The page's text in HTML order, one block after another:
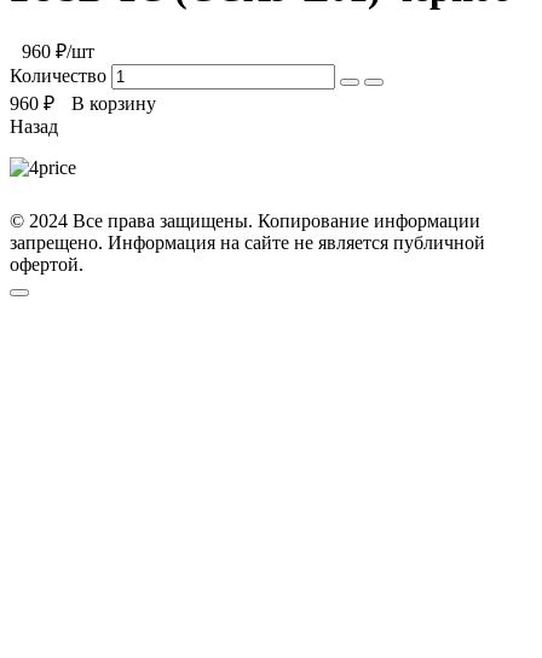
960 ₽/шт
Количество
960 ₽
В корзину
Назад
© 2024 Все права защищены. Копирование информации
запрещено. Информация на сайте не является публичной
офертой.